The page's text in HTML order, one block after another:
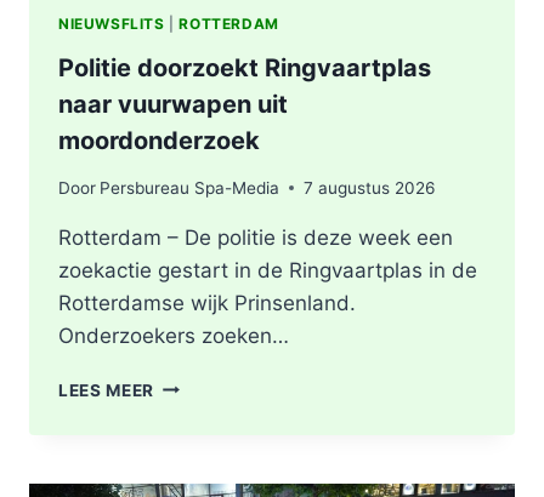
NIEUWSFLITS |ROTTERDAM
Politie doorzoekt Ringvaartplas
naar vuurwapen uit
moordonderzoek
Door Persbureau Spa-Media 7 augustus 2026
Rotterdam – De politie is deze week een
zoekactie gestart in de Ringvaartplas in de
Rotterdamse wijk Prinsenland.
Onderzoekers zoeken…
LEES MEER POLITIE
VUURWAPEN